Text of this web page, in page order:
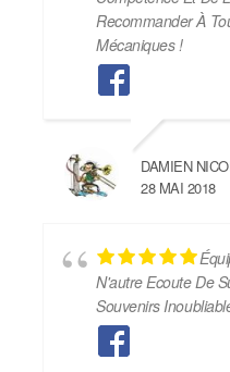
Recommander À
Mécaniques !
DAMIEN
28 MAI 2018
N'autre Ecoute De
Souvenirs